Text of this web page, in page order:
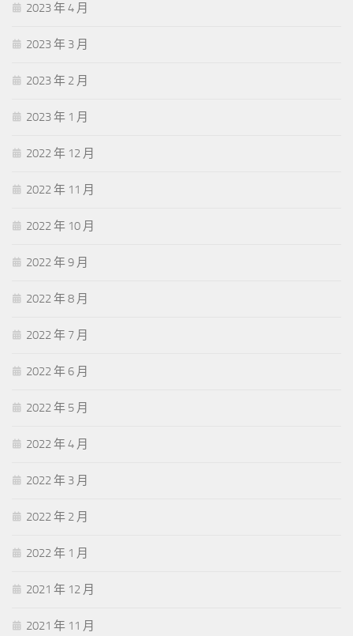
2023 年 4 月
2023 年 3 月
2023 年 2 月
2023 年 1 月
2022 年 12 月
2022 年 11 月
2022 年 10 月
2022 年 9 月
2022 年 8 月
2022 年 7 月
2022 年 6 月
2022 年 5 月
2022 年 4 月
2022 年 3 月
2022 年 2 月
2022 年 1 月
2021 年 12 月
2021 年 11 月